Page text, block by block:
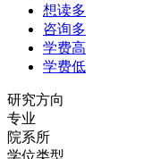
想读多
咨询多
学费高
学费低
研究方向
专业
院系所
学位类型